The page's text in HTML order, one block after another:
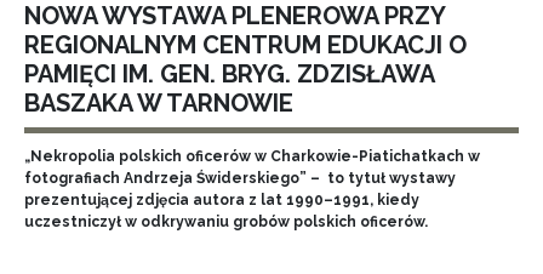
NOWA WYSTAWA PLENEROWA PRZY
REGIONALNYM CENTRUM EDUKACJI O
PAMIĘCI IM. GEN. BRYG. ZDZISŁAWA
BASZAKA W TARNOWIE
„Nekropolia polskich oficerów w Charkowie-Piatichatkach w
fotografiach Andrzeja Świderskiego” – to tytuł wystawy
prezentującej zdjęcia autora z lat 1990–1991, kiedy
uczestniczył w odkrywaniu grobów polskich oficerów.